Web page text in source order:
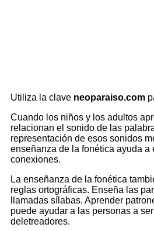
Utiliza la clave neoparaiso.com
Cuando los niños y los adultos
relacionan el sonido de las
representación de esos sonidos
enseñanza de la fonética ayuda a
conexiones.
La enseñanza de la fonética
reglas ortográficas. Enseña las
llamadas sílabas. Aprender
puede ayudar a las personas a
deletreadores.